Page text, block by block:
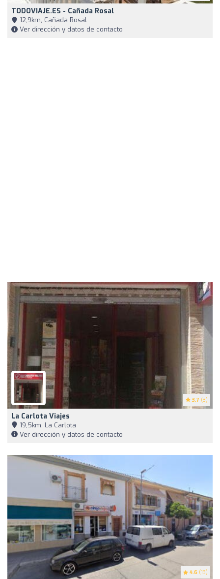
TODOVIAJE.ES - Cañada Rosal
12,9km, Cañada Rosal
Ver dirección y datos de contacto
3.7 (3)
La Carlota Viajes
19,5km, La Carlota
Ver dirección y datos de contacto
4.6 (13)